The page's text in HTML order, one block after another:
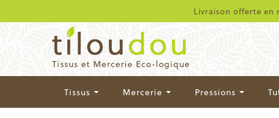
Livraison offerte en
Tissus et Mercerie Eco-logique
Tissus Mercerie Pressions